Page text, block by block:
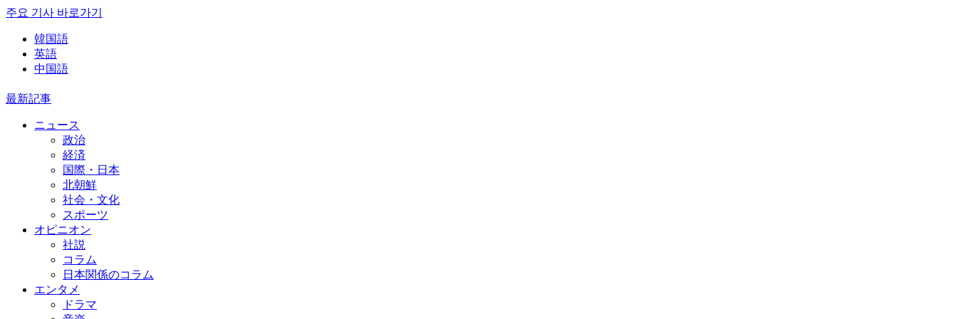
주요 기사 바로가기
韓国語
英語
中国語
最新記事
ニュース
政治
経済
国際・日本
北朝鮮
社会・文化
スポーツ
オピニオン
社説
コラム
日本関係のコラム
エンタメ
ドラマ